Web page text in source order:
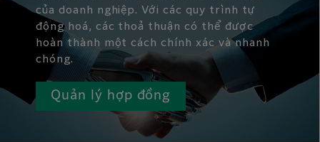
của doanh nghiệp. Với các quy trình tự
động hoá, các thoả thuận có thể được
hoàn thành một cách chính xác và nhanh
chóng.
Quản lý hợp đồng